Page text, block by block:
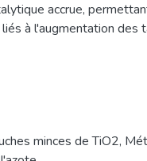
accrue,
à l'augmentation des
minces de TiO2,